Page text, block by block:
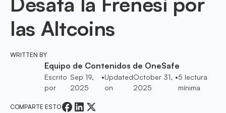
las Altcoins
WRITTEN BY
Equipo de Contenidos de OneSafe
Escrito
por
Sep 19,
2025
•Updated
on
October 31,
2025
•5 lectura
mínima
COMPARTE ESTO